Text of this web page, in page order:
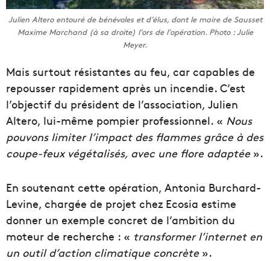
Julien Altero entouré de bénévoles et d’élus, dont le maire de Sausset
Maxime Marchand (à sa droite) l’ors de l’opération. Photo : Julie
Meyer.
Mais surtout résistantes au feu, car capables de
repousser rapidement après un incendie. C’est
l’objectif du président de l’association, Julien
Altero, lui-même pompier professionnel. « Nous
pouvons limiter l’impact des flammes grâce à des
coupe-feux végétalisés, avec une flore adaptée».
En soutenant cette opération, Antonia Burchard-
Levine, chargée de projet chez Ecosia estime
donner un exemple concret de l’ambition du
moteur de recherche : « transformer l’internet en
un outil d’action climatique concrète».